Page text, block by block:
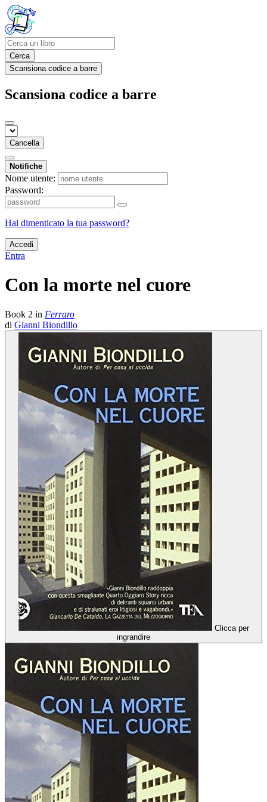
Cerca
Scansiona codice a barre
Scansiona codice a barre
Cancella
Notifiche
Nome utente:
Password:
Hai dimenticato la tua password?
Accedi
Entra
Con la morte nel cuore
Book 2 in Ferraro
di Gianni Biondillo
Clicca per
ingrandire